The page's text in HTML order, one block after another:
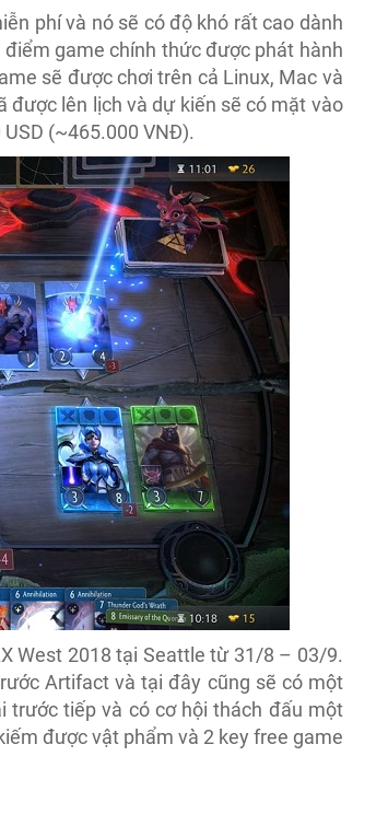
phí và nó sẽ có độ khó rất cao dành
game chính thức được phát hành
sẽ được chơi trên cả Linux, Mac và
được lên lịch và dự kiến sẽ có mặt vào
(~465.000 VNĐ).
West 2018 tại Seattle từ 31/8 – 03/9.
Artifact và tại đây cũng sẽ có một
trước tiếp và có cơ hội thách đấu một
được vật phẩm và 2 key free game